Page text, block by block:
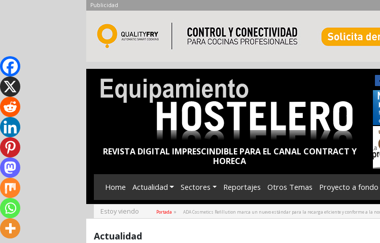
Publicidad
REVISTA DIGITAL IMPRESCINDIBLE PARA EL CANAL CONTRACT Y
HORECA
Home Actualidad Sectores Reportajes Otros Temas Proyecto a fondo
Estoy viendo Portada » ADA Cosmetics Refillution marca un nuevo estándar para la recarga eficiente y conforme a la
Actualidad